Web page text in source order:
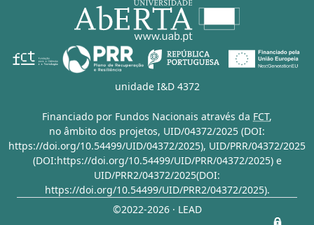
unidade I&D 4372
Financiado por Fundos Nacionais através da FCT,
no âmbito dos projetos, UID/04372/2025 (DOI:
https://doi.org/10.54499/UID/04372/2025), UID/PRR/04372/2025
(DOI:https://doi.org/10.54499/UID/PRR/04372/2025)e
UID/PRR2/04372/2025(DOI:
https://doi.org/10.54499/UID/PRR2/04372/2025).
©2022-2026 · LEAD